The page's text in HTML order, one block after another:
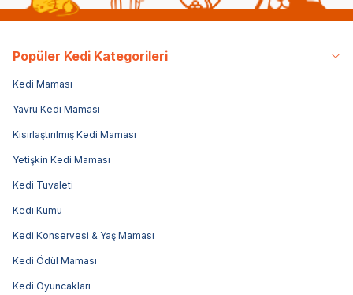
Popüler Kedi Kategorileri
Kedi Maması
Yavru Kedi Maması
Kısırlaştırılmış Kedi Maması
Yetişkin Kedi Maması
Kedi Tuvaleti
Kedi Kumu
Kedi Konservesi & Yaş Maması
Kedi Ödül Maması
Kedi Oyuncakları